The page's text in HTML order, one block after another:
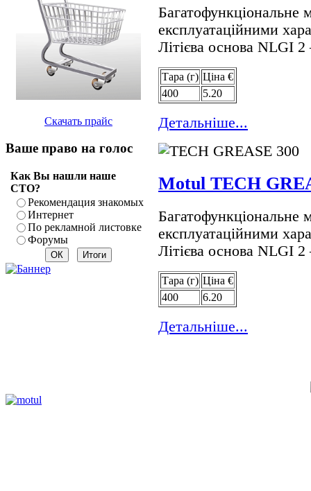
Скачать прайс
Ваше право на голос
Как Вы нашли наше
СТО?
Рекомендация знакомых
Интернет
По рекламной листовке
Форумы
Багатофункціональне
експлуатаційними
Літієва основа NLGI
Тара (г) Цiна €
400
5.20
Детальнiше...
Motul TECH
Багатофункціональне
експлуатаційними
Літієва основа NLGI
Тара (г) Цiна €
400
6.20
Детальнiше...